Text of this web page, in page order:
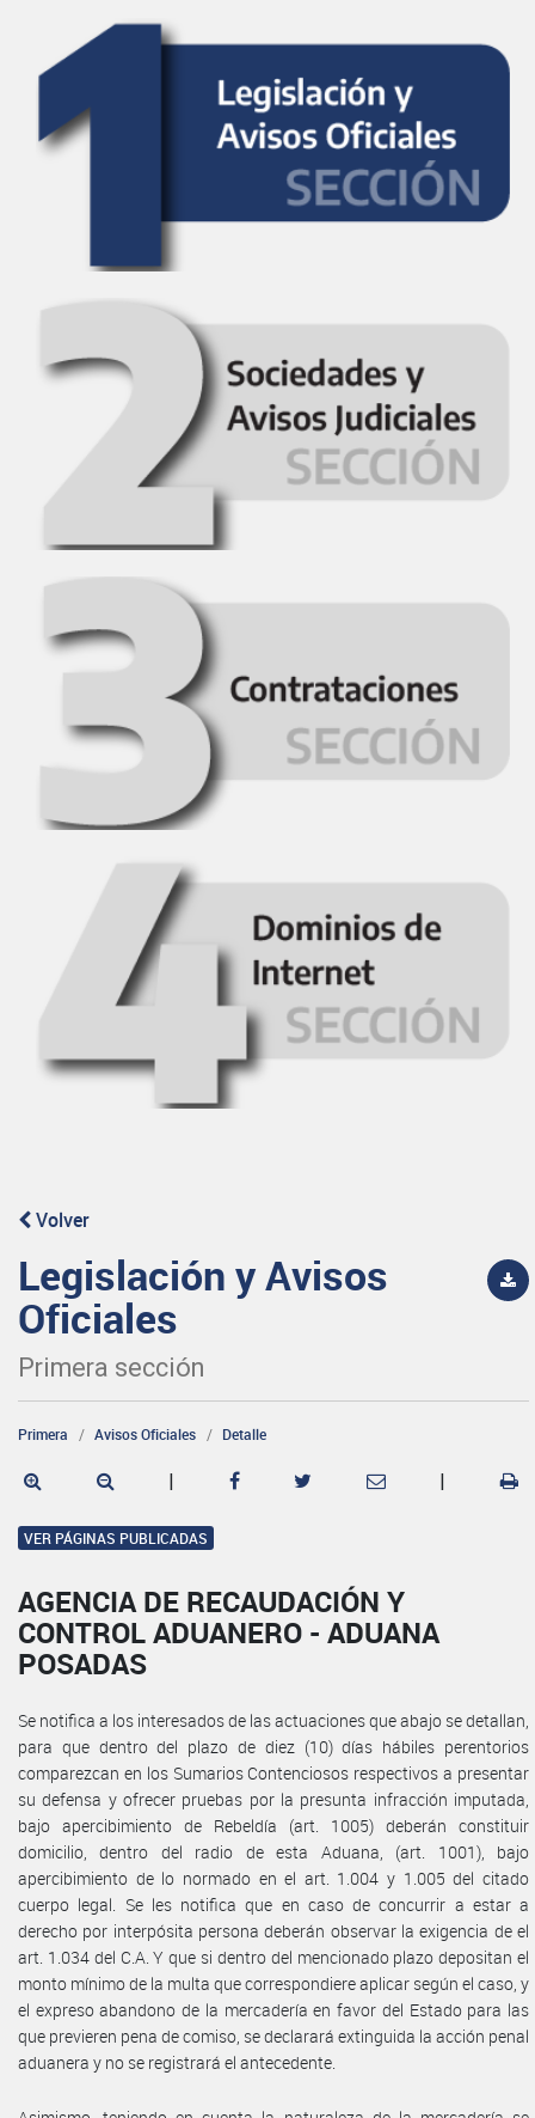
Volver
Legislación y Avisos
Oficiales
Primera sección
Primera Avisos Oficiales Detalle
| |
VER PÁGINAS PUBLICADAS
AGENCIA DE RECAUDACIÓN Y
CONTROL ADUANERO - ADUANA
POSADAS
Se notifica a los interesados de las actuaciones que abajo se detallan,
para que dentro del plazo de diez (10) días hábiles perentorios
comparezcan en los Sumarios Contenciosos respectivos a presentar
su defensa y ofrecer pruebas por la presunta infracción imputada,
bajo apercibimiento de Rebeldía (art. 1005) deberán constituir
domicilio, dentro del radio de esta Aduana, (art. 1001), bajo
apercibimiento de lo normado en el art. 1.004 y 1.005 del citado
cuerpo legal. Se les notifica que en caso de concurrir a estar a
derecho por interpósita persona deberán observar la exigencia de el
art. 1.034 del C.A. Y que si dentro del mencionado plazo depositan el
monto mínimo de la multa que correspondiere aplicar según el caso, y
el expreso abandono de la mercadería en favor del Estado para las
que previeren pena de comiso, se declarará extinguida la acción penal
aduanera y no se registrará el antecedente.